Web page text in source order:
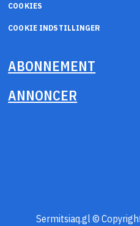
COOKIES
COOKIE INDSTILLINGER
ABONNEMENT
ANNONCER
Sermitsiaq.gl ©